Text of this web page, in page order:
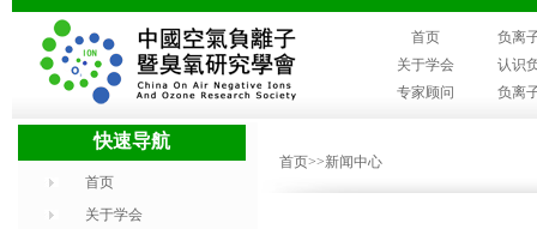
首页
负离
关于学会
认识
专家顾问
负离
快速导航
首页
关于学会
首页>>新闻中心